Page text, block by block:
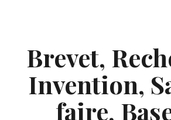
Brevet,
Invention,
faire,